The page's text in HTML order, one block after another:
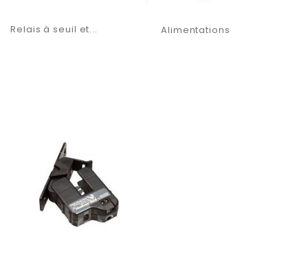
Relais à seuil et... Alimentations